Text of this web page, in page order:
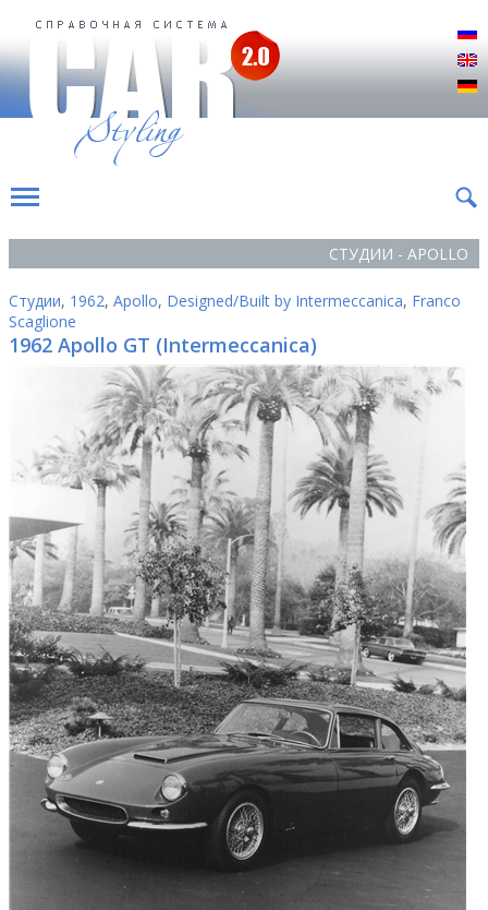
СТУДИИ - APOLLO
Студии, 1962, Apollo, Designed/Built by Intermeccanica, Franco
Scaglione
1962 Apollo GT (Intermeccanica)